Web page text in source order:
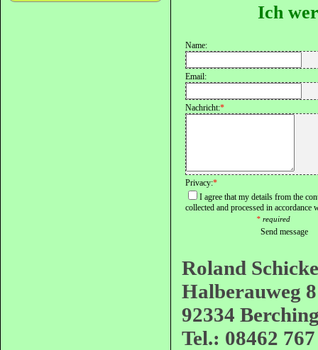
Ich
Name:
Email:
Nachricht:*
Privacy:*
I agree that my details from the
collected and processed in accordance
* required
Send message
Roland
Halberauweg 8
92334
Tel.: 08462 767